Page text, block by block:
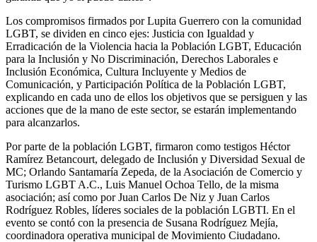
Los compromisos firmados por Lupita Guerrero con la comunidad
LGBT, se dividen en cinco ejes: Justicia con Igualdad y
Erradicación de la Violencia hacia la Población LGBT, Educación
para la Inclusión y No Discriminación, Derechos Laborales e
Inclusión Económica, Cultura Incluyente y Medios de
Comunicación, y Participación Política de la Población LGBT,
explicando en cada uno de ellos los objetivos que se persiguen y las
acciones que de la mano de este sector, se estarán implementando
para alcanzarlos.
Por parte de la población LGBT, firmaron como testigos Héctor
Ramírez Betancourt, delegado de Inclusión y Diversidad Sexual de
MC; Orlando Santamaría Zepeda, de la Asociación de Comercio y
Turismo LGBT A.C., Luis Manuel Ochoa Tello, de la misma
asociación; así como por Juan Carlos De Niz y Juan Carlos
Rodríguez Robles, líderes sociales de la población LGBTI. En el
evento se contó con la presencia de Susana Rodríguez Mejía,
coordinadora operativa municipal de Movimiento Ciudadano.